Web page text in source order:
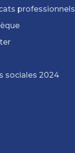
professionnels
sociales 2024